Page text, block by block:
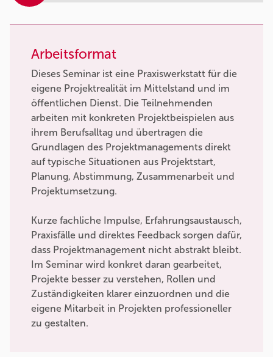
Arbeitsformat
Dieses Seminar ist eine Praxiswerkstatt für die
eigene Projektrealität im Mittelstand und im
öffentlichen Dienst. Die Teilnehmenden
arbeiten mit konkreten Projektbeispielen aus
ihrem Berufsalltag und übertragen die
Grundlagen des Projektmanagements direkt
auf typische Situationen aus Projektstart,
Planung, Abstimmung, Zusammenarbeit und
Projektumsetzung.
Kurze fachliche Impulse, Erfahrungsaustausch,
Praxisfälle und direktes Feedback sorgen dafür,
dass Projektmanagement nicht abstrakt bleibt.
Im Seminar wird konkret daran gearbeitet,
Projekte besser zu verstehen, Rollen und
Zuständigkeiten klarer einzuordnen und die
eigene Mitarbeit in Projekten professioneller
zu gestalten.